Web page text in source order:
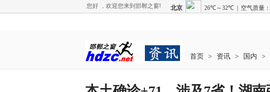
您好 ，欢迎您来到邯郸之窗!
首页 > 资讯 > 国内 >